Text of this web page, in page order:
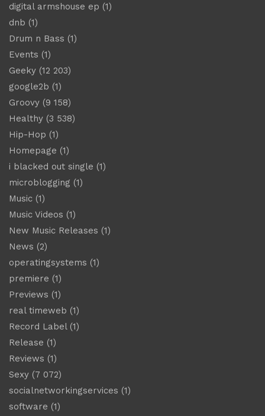
digital armshouse ep (1)
dnb (1)
Drum n Bass (1)
Events (1)
Geeky (12 203)
google2b (1)
Groovy (9 158)
Healthy (3 538)
Hip-Hop (1)
Homepage (1)
i blacked out single (1)
microblogging (1)
Music (1)
Music Videos (1)
New Music Releases (1)
News (2)
operatingsystems (1)
premiere (1)
Previews (1)
real timeweb (1)
Record Label(1)
Release (1)
Reviews (1)
Sexy (7 072)
socialnetworkingservices (1)
software (1)